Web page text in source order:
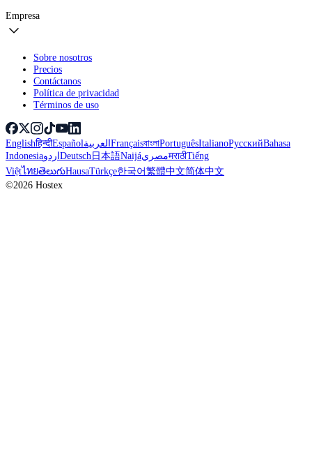
Empresa
Sobre nosotros
Precios
Contáctanos
Política de privacidad
Términos de uso
Englishहिन्दीEspañolالعربيةFrançaisবাংলাPortuguêsItalianoРусскийBahasa
IndonesiaاردوDeutsch日本語NaijáمصريमराठीTiếng
ViệtไทยతెలుగుHausaTürkçe한국어繁體中文简体中文
©2026 Hostex